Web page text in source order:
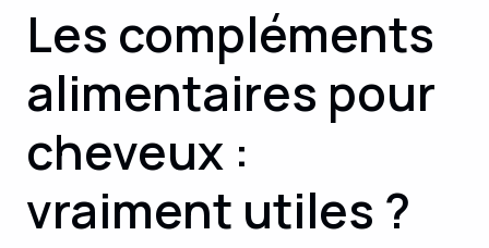
Les compléments
alimentaires pour
cheveux :
vraiment utiles ?